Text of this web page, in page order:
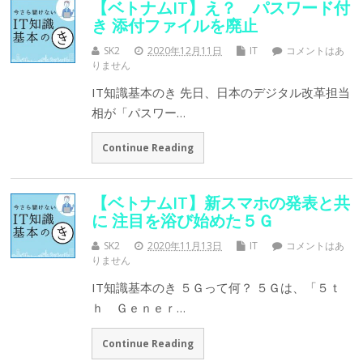
【ベトナムIT】え？ パスワード付
き 添付ファイルを廃止
SK2 2020年12月11日 IT
コメントはあ
りません
IT知識基本のき 先日、日本のデジタル改革担当
相が「パスワー…
Continue Reading
【ベトナムIT】新スマホの発表と共
に 注目を浴び始めた５Ｇ
SK2 2020年11月13日 IT
コメントはあ
りません
IT知識基本のき ５Ｇって何？ ５Ｇは、「５ｔ
ｈ Ｇｅｎｅｒ…
Continue Reading